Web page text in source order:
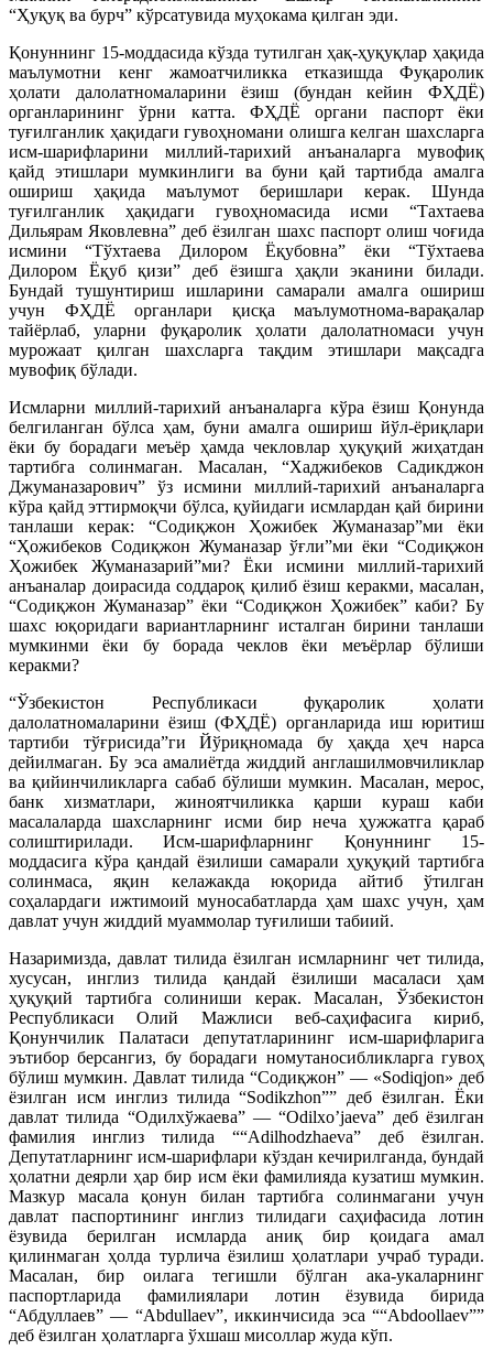
“Ҳуқуқ ва бурч” кўрсатувида муҳокама қилган эди.
Қонуннинг 15-моддасида кўзда тутилган ҳақ-ҳуқуқлар ҳақида
маълумотни кенг жамоатчиликка етказишда Фуқаролик
ҳолати далолатномаларини ёзиш (бундан кейин ФҲДЁ)
органларининг ўрни катта. ФҲДЁ органи паспорт ёки
туғилганлик ҳақидаги гувоҳномани олишга келган шахсларга
исм-шарифларини миллий-тарихий анъаналарга мувофиқ
қайд этишлари мумкинлиги ва буни қай тартибда амалга
ошириш ҳақида маълумот беришлари керак. Шунда
туғилганлик ҳақидаги гувоҳномасида исми “Тахтаева
Дильярам Яковлевна” деб ёзилган шахс паспорт олиш чоғида
исмини “Тўхтаева Дилором Ёқубовна” ёки “Тўхтаева
Дилором Ёқуб қизи” деб ёзишга ҳақли эканини билади.
Бундай тушунтириш ишларини самарали амалга ошириш
учун ФҲДЁ органлари қисқа маълумотнома-варақалар
тайёрлаб, уларни фуқаролик ҳолати далолатномаси учун
мурожаат қилган шахсларга тақдим этишлари мақсадга
мувофиқ бўлади.
Исмларни миллий-тарихий анъаналарга кўра ёзиш Қонунда
белгиланган бўлса ҳам, буни амалга ошириш йўл-ёриқлари
ёки бу борадаги меъёр ҳамда чекловлар ҳуқуқий жиҳатдан
тартибга солинмаган. Масалан, “Хаджибеков Садикджон
Джуманазарович” ўз исмини миллий-тарихий анъаналарга
кўра қайд эттирмоқчи бўлса, қуйидаги исмлардан қай бирини
танлаши керак: “Содиқжон Ҳожибек Жуманазар”ми ёки
“Ҳожибеков Содиқжон Жуманазар ўғли”ми ёки “Содиқжон
Ҳожибек Жуманазарий”ми? Ёки исмини миллий-тарихий
анъаналар доирасида соддароқ қилиб ёзиш керакми, масалан,
“Содиқжон Жуманазар” ёки “Содиқжон Ҳожибек” каби? Бу
шахс юқоридаги вариантларнинг исталган бирини танлаши
мумкинми ёки бу борада чеклов ёки меъёрлар бўлиши
керакми?
“Ўзбекистон Республикаси фуқаролик ҳолати
далолатномаларини ёзиш (ФҲДЁ) органларида иш юритиш
тартиби тўғрисида”ги Йўриқномада бу ҳақда ҳеч нарса
дейилмаган. Бу эса амалиётда жиддий англашилмовчиликлар
ва қийинчиликларга сабаб бўлиши мумкин. Масалан, мерос,
банк хизматлари, жиноятчиликка қарши кураш каби
масалаларда шахсларнинг исми бир неча ҳужжатга қараб
солиштирилади. Исм-шарифларнинг Қонуннинг 15-
моддасига кўра қандай ёзилиши самарали ҳуқуқий тартибга
солинмаса, яқин келажакда юқорида айтиб ўтилган
соҳалардаги ижтимоий муносабатларда ҳам шахс учун, ҳам
давлат учун жиддий муаммолар туғилиши табиий.
Назаримизда, давлат тилида ёзилган исмларнинг чет тилида,
хусусан, инглиз тилида қандай ёзилиши масаласи ҳам
ҳуқуқий тартибга солиниши керак. Масалан, Ўзбекистон
Республикаси Олий Мажлиси веб-саҳифасига кириб,
Қонунчилик Палатаси депутатларининг исм-шарифларига
эътибор берсангиз, бу борадаги номутаносибликларга гувоҳ
бўлиш мумкин. Давлат тилида “Содиқжон” — «Sodiqjon» деб
ёзилган исм инглиз тилида “Sodikzhon”” деб ёзилган. Ёки
давлат тилида “Одилхўжаева” — “Odilxo’jaeva” деб ёзилган
фамилия инглиз тилида ““Adilhodzhaeva” деб ёзилган.
Депутатларнинг исм-шарифлари кўздан кечирилганда, бундай
ҳолатни деярли ҳар бир исм ёки фамилияда кузатиш мумкин.
Мазкур масала қонун билан тартибга солинмагани учун
давлат паспортининг инглиз тилидаги саҳифасида лотин
ёзувида берилган исмларда аниқ бир қоидага амал
қилинмаган ҳолда турлича ёзилиш ҳолатлари учраб туради.
Масалан, бир оилага тегишли бўлган ака-укаларнинг
паспортларида фамилиялари лотин ёзувида бирида
“Абдуллаев” — “Abdullaev”, иккинчисида эса ““Abdoollaev””
деб ёзилган ҳолатларга ўхшаш мисоллар жуда кўп.